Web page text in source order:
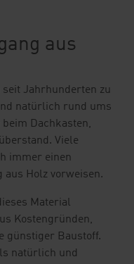
aus
Jahrhunderten zu
natürlich rund ums
beim Dachkasten,
Viele
immer einen
Holz vorweisen.
Material
Kostengründen,
günstiger Baustoff.
natürlich und